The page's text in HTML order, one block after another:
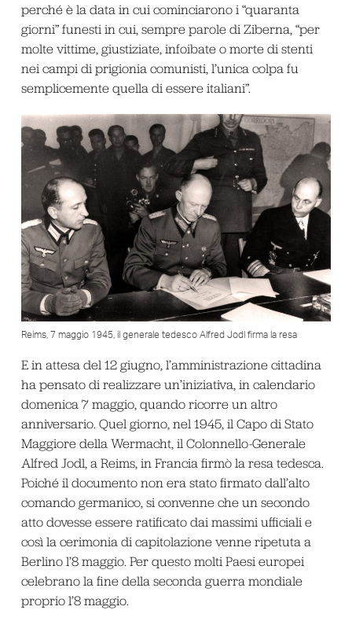
perché è la data in cui cominciarono i “quaranta
giorni” funesti in cui, sempre parole di Ziberna, “per
molte vittime, giustiziate, infoibate o morte di stenti
nei campi di prigionia comunisti, l’unica colpa fu
semplicemente quella di essere italiani”.
Reims, 7 maggio 1945, il generale tedesco Alfred Jodl firma la resa
E in attesa del 12 giugno, l’amministrazione cittadina
ha pensato di realizzare un’iniziativa, in calendario
domenica 7 maggio, quando ricorre un altro
anniversario. Quel giorno, nel 1945, il Capo di Stato
Maggiore della Wermacht, il Colonnello-Generale
Alfred Jodl, a Reims, in Francia firmò la resa tedesca.
Poiché il documento non era stato firmato dall’alto
comando germanico, si convenne che un secondo
atto dovesse essere ratificato dai massimi ufficiali e
così la cerimonia di capitolazione venne ripetuta a
Berlino l’8 maggio. Per questo molti Paesi europei
celebrano la fine della seconda guerra mondiale
proprio l’8 maggio.